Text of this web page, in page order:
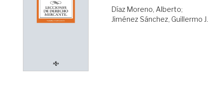
Díaz Moreno, Alberto;
Jiménez Sánchez, Guillermo J.